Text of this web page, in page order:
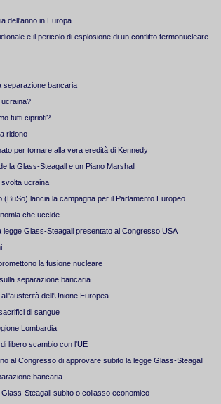
dell'anno in Europa
e il pericolo di esplosione di un conflitto termonucleare
separazione bancaria
tutti ciprioti?
ridono
per tornare alla vera eredità di Kennedy
la Glass-Steagall e un Piano Marshall
svolta ucraina
(BüSo) lancia la campagna per il Parlamento Europeo
che uccide
legge Glass-Steagall presentato al Congresso USA
la fusione nucleare
separazione bancaria
dell'Unione Europea
di sangue
Lombardia
libero scambio con l'UE
al Congresso di approvare subito la legge Glass-Steagall
bancaria
Steagall subito o collasso economico